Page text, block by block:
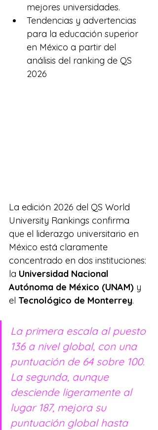
mejores universidades.
Tendencias y advertencias
para la educación superior
en México a partir del
análisis del ranking de QS
2026
La edición 2026 del QS World
University Rankings confirma
que el liderazgo universitario en
México está claramente
concentrado en dos instituciones:
la Universidad Nacional
Autónoma de México (UNAM) y
el Tecnológico de Monterrey.
La primera escala al puesto
136 a nivel global, con una
puntuación de 64 sobre 100.
La segunda, aunque
desciende ligeramente al
lugar 187, mejora su
puntuación global hasta